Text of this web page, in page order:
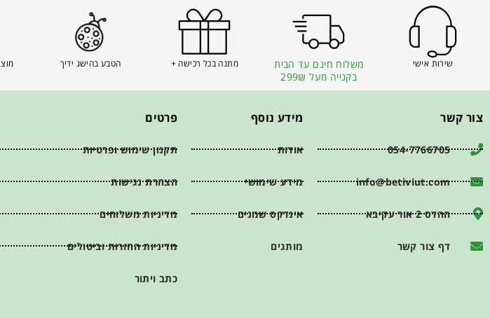
שירות אישי
משלוח חינם עד הבית
בקנייה מעל 299₪
מתנה בכל רכישה + הטבע בהישג ידיך
צור קשר
054-7766705
info@betiviut.com
ההדס 2 אור עקיבא
דף צור קשר
מידע נוסף
אודות
מידע שימושי
אינדקס שמנים
מותגים
פרטים
תקנון שימוש ופרטיות
הצהרת נגישות
מדיניות משלוחים
מדיניות החזרות וביטולים
כתב ויתור